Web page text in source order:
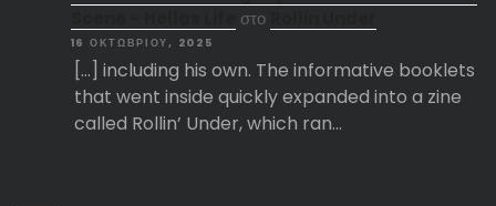
στο
16 ΟΚΤΩΒΡΊΟΥ, 2025
[…] including his own. The informative booklets
that went inside quickly expanded into a zine
called Rollin’ Under, which ran…